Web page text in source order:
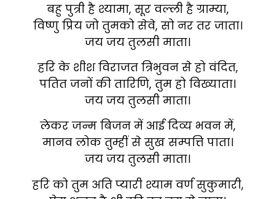
बहु पुत्री है श्यामा, सूर वल्ली है ग्राम्या,
विष्णु प्रिय जो तुमको सेवे, सो नर तर जाता।
जय जय तुलसी माता।
हरि के शीश विराजत त्रिभुवन से हो वंदित,
पतित जनों की तारिणि, तुम हो विख्याता।
जय जय तुलसी माता।
लेकर जन्म बिजन में आई दिव्य भवन में,
मानव लोक तुम्हीं से सुख सम्पत्ति पाता।
जय जय तुलसी माता।
हरि को तुम अति प्यारी श्याम वर्ण सुकुमारी,